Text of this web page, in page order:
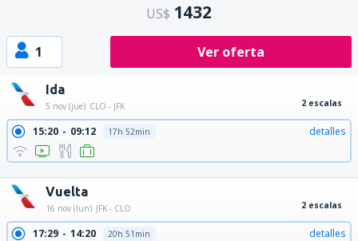
US$ 1432
1 Ver oferta
Ida
5 nov (jue) CLO - JFK 2 escalas
15:20 09:12 17h 52min detalles
Vuelta
16 nov (lun) JFK - CLO 2 escalas
17:29 14:20 20h 51min detalles